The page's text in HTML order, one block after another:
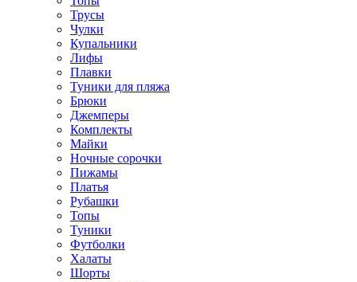
Трусы
Чулки
Купальники
Лифы
Плавки
Туники для пляжа
Брюки
Джемперы
Комплекты
Майки
Ночные сорочки
Пижамы
Платья
Рубашки
Топы
Туники
Футболки
Халаты
Шорты